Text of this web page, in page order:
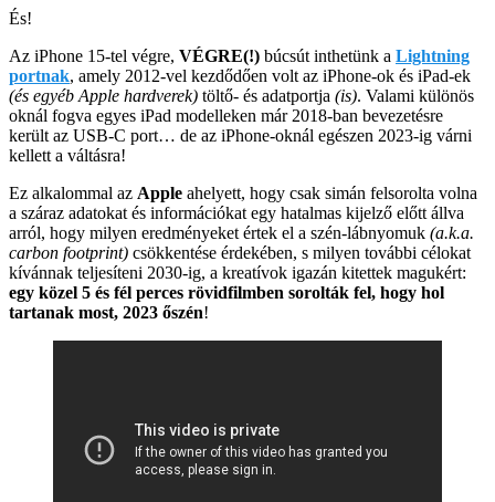
És!
Az iPhone 15-tel végre, VÉGRE(!) búcsút inthetünk a Lightning
portnak, amely 2012-vel kezdődően volt az iPhone-ok és iPad-ek
(és egyéb Apple hardverek) töltő- és adatportja (is). Valami különös
oknál fogva egyes iPad modelleken már 2018-ban bevezetésre
került az USB-C port… de az iPhone-oknál egészen 2023-ig várni
kellett a váltásra!
Ez alkalommal az Apple ahelyett, hogy csak simán felsorolta volna
a száraz adatokat és információkat egy hatalmas kijelző előtt állva
arról, hogy milyen eredményeket értek el a szén-lábnyomuk (a.k.a.
carbon footprint) csökkentése érdekében, s milyen további célokat
kívánnak teljesíteni 2030-ig, a kreatívok igazán kitettek magukért:
egy közel 5 és fél perces rövidfilmben sorolták fel, hogy hol
tartanak most, 2023 őszén!